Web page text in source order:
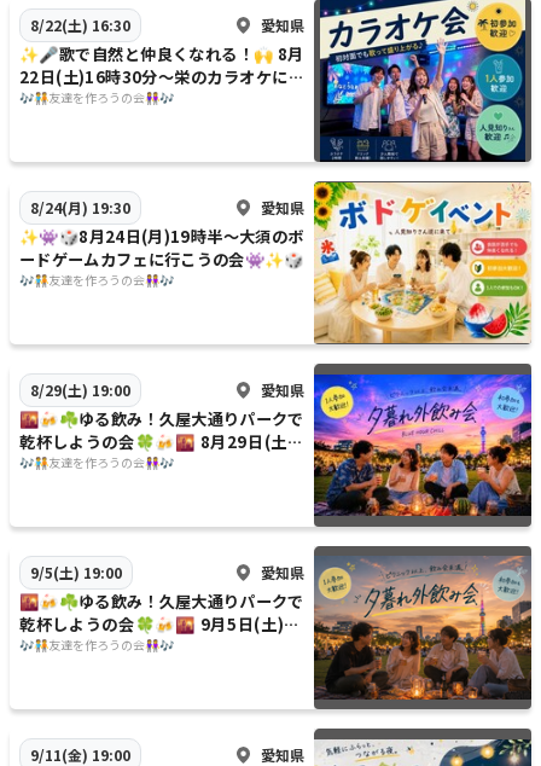
8/22(土) 16:30 愛知県
✨️🎤歌で自然と仲良くなれる！🙌 8月
22日(土)16時30分〜栄のカラオケに行
こうの会🎤✨️
🎶🧑‍🤝‍🧑友達を作ろうの会👭🎶
8/24(月) 19:30 愛知県
✨️👾🎲8月24日(月)19時半〜大須のボ
ードゲームカフェに行こうの会👾✨️🎲
🎶🧑‍🤝‍🧑友達を作ろうの会👭🎶
8/29(土) 19:00 愛知県
🌇🍻☘️ゆる飲み！久屋大通りパークで
乾杯しようの会🍀🍻🌇 8月29日(土)1
9時〜
🎶🧑‍🤝‍🧑友達を作ろうの会👭🎶
9/5(土) 19:00 愛知県
🌇🍻☘️ゆる飲み！久屋大通りパークで
乾杯しようの会🍀🍻🌇 9月5日(土)19
時〜
🎶🧑‍🤝‍🧑友達を作ろうの会👭🎶
9/11(金) 19:00 愛知県